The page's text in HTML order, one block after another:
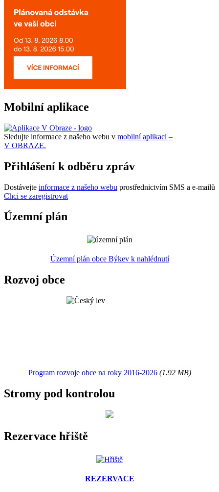
Mobilní aplikace
Sledujte informace z našeho webu v mobilní aplikaci –
V OBRAZE.
Přihlášení k odběru zpráv
Dostávejte informace z našeho webu prostřednictvím SMS a e-mailů
Chci se zaregistrovat
Územní plán
Územní plán obce Býkev k nahlédnutí
Rozvoj obce
Program rozvoje obce na roky 2016-2026(1.92 MB)
Stromy pod kontrolou
Rezervace hřiště
REZERVACE